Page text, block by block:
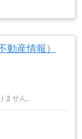
動産情報）
せん。